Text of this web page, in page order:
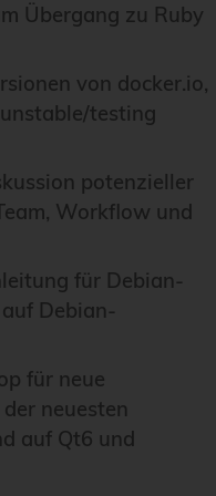
Übergang zu Ruby
von docker.io,
testing
potenzieller
Workflow und
für Debian-
Debian-
für neue
neuesten
auf Qt6 und